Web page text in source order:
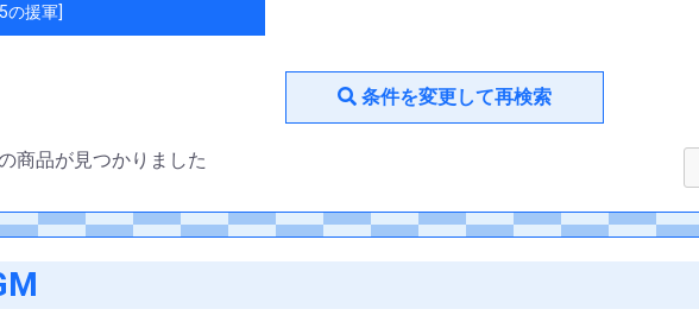
の援軍]
条件を変更して再検索
商品が見つかりました